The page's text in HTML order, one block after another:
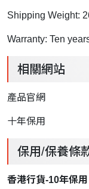
Shipping Weight:
Warranty: Ten
相關網站
產品官網
十年保用
保用/保養條
香港行貨-10年保用